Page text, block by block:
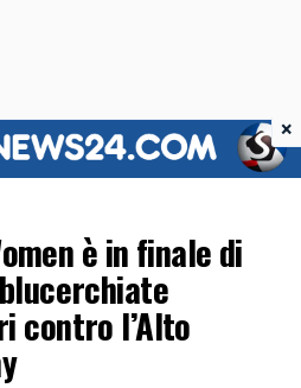
è in finale di
contro l’Alto
×